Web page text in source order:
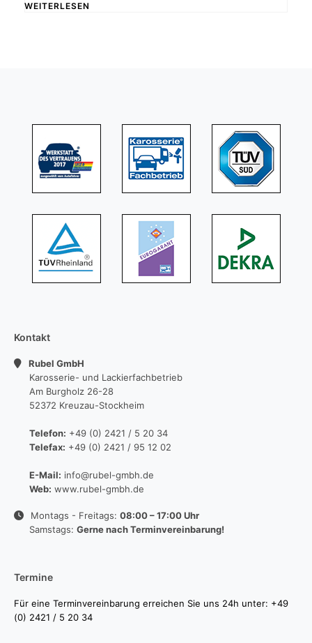
WEITERLESEN
Kontakt
Rubel GmbH
Karosserie- und Lackierfachbetrieb
Am Burgholz 26-28
52372 Kreuzau-Stockheim
Telefon: +49 (0) 2421 / 5 20 34
Telefax: +49 (0) 2421 / 95 12 02
E-Mail: info@rubel-gmbh.de
Web: www.rubel-gmbh.de
Montags - Freitags: 08:00 – 17:00 Uhr
Samstags: Gerne nach Terminvereinbarung!
Termine
Für eine Terminvereinbarung erreichen Sie uns 24h unter: +49
(0) 2421 / 5 20 34